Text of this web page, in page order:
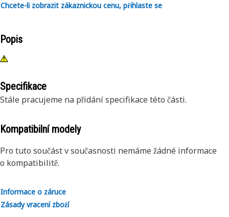
Chcete-li zobrazit zákaznickou cenu, přihlaste se
Popis
Specifikace
Stále pracujeme na přidání specifikace této části.
Kompatibilní modely
Pro tuto součást v současnosti nemáme žádné informace
o kompatibilitě.
Informace o záruce
Zásady vracení zboží